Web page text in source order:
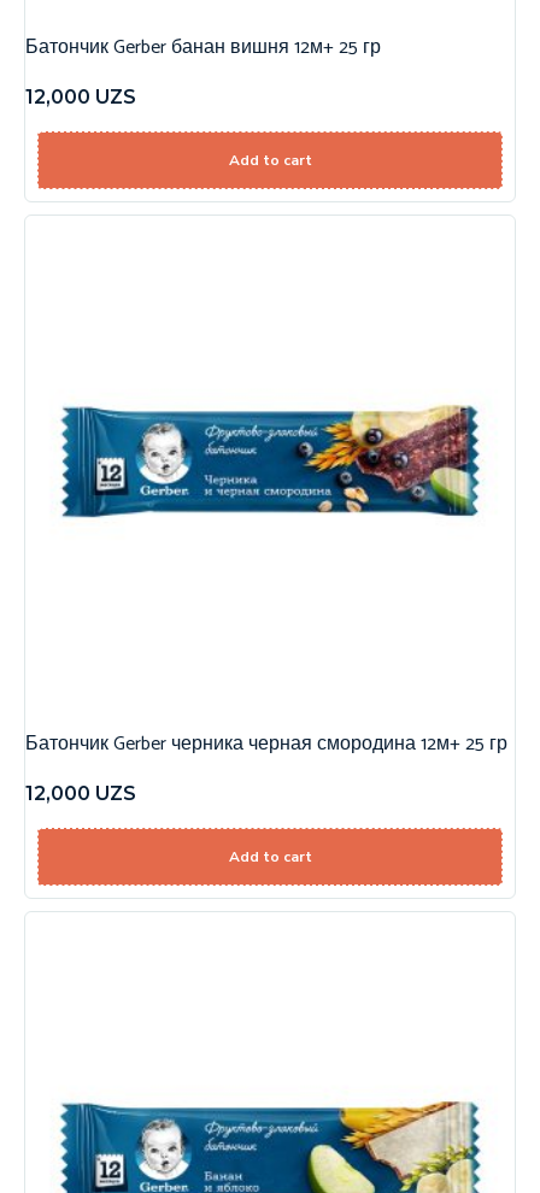
Батончик Gerber банан вишня 12м+ 25 гр
12,000 UZS
Add to cart
Батончик Gerber черника черная смородина 12м+ 25 гр
12,000 UZS
Add to cart